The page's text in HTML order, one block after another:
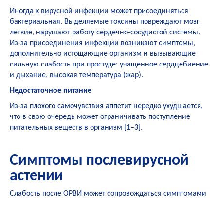
Иногда к вирусной инфекции может присоединяться
бактериальная. Выделяемые токсины повреждают мозг,
легкие, нарушают работу сердечно-сосудистой системы.
Из-за присоединения инфекции возникают симптомы,
дополнительно истощающие организм и вызывающие
сильную слабость при простуде: учащенное сердцебиение
и дыхание, высокая температура (жар).
Недостаточное питание
Из-за плохого самочувствия аппетит нередко ухудшается,
что в свою очередь может ограничивать поступление
питательных веществ в организм [1–3].
Симптомы послевирусной
астении
Слабость после ОРВИ может сопровождаться симптомами